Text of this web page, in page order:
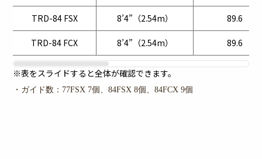
TRD-84 FSX 8’4”（2.54m） 89.6
TRD-84 FCX 8’4”（2.54m） 89.6
※表をスライドすると全体が確認できます。
・ガイド数：77FSX 7個、84FSX 8個、84FCX 9個